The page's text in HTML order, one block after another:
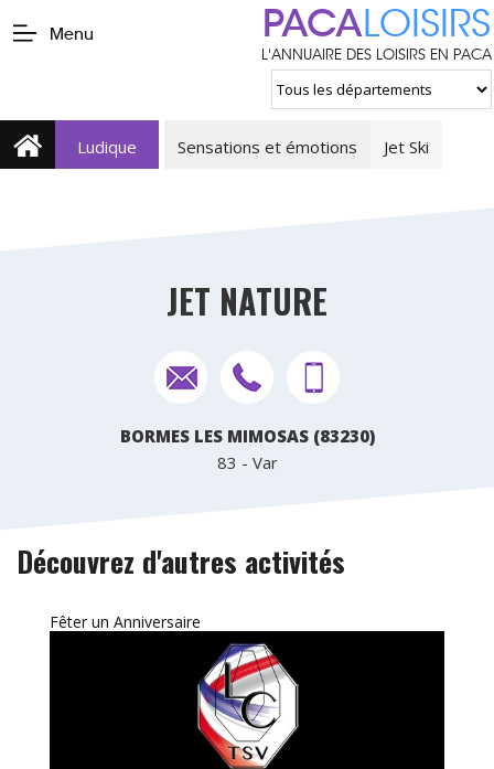
Menu PACALOISIRS
L'ANNUAIRE DES LOISIRS EN PACA
Ludique Sensations et émotions Jet Ski
JET NATURE
BORMES LES MIMOSAS (83230)
83 - Var
Découvrez d'autres activités
Fêter un Anniversaire